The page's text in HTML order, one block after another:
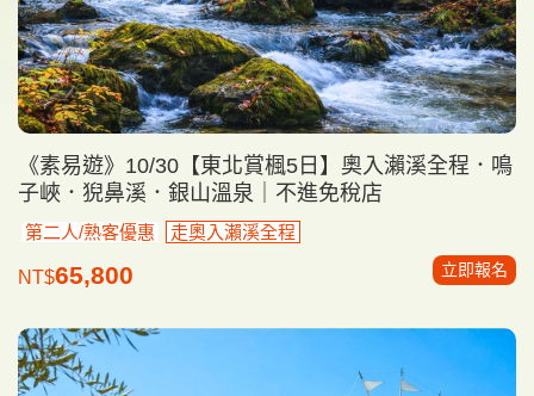
《素易遊》10/30【東北賞楓5日】奧入瀨溪全程．鳴
子峽．猊鼻溪．銀山溫泉｜不進免稅店
第二人/熟客優惠 走奧入瀨溪全程
NT$65,800 立即報名